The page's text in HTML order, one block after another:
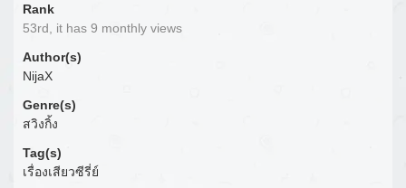
Rank
53rd, it has 9 monthly views
Author(s)
NijaX
Genre(s)
สวิงกิ้ง
Tag(s)
เรื่องเสียวซีรี่ย์